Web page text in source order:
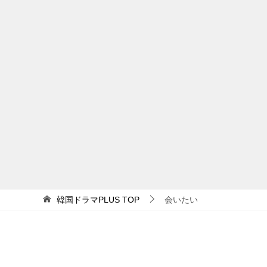
韓国ドラマPLUS TOP 会いたい